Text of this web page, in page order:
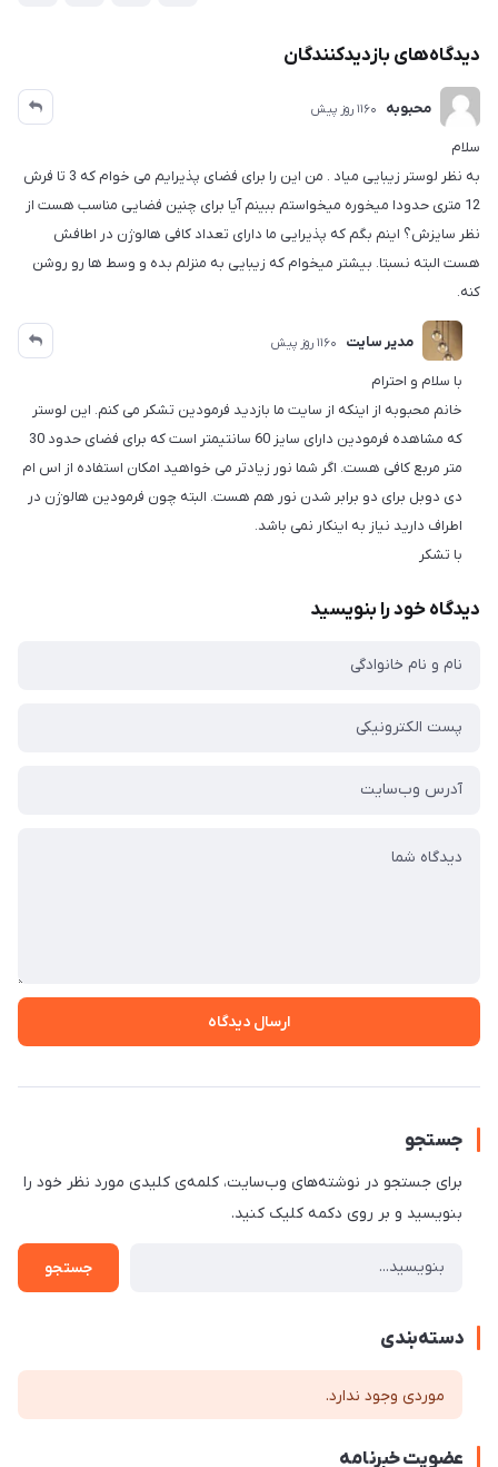
دیدگاه‌های بازدیدکنندگان
محبوبه 1160 روز پیش
سلام
به نظر لوستر زیبایی میاد . من این را برای فضای پذیرایم می خوام که 3 تا فرش
12 متری حدودا میخوره میخواستم ببینم آیا برای چنین فضایی مناسب هست از
نظر سایزش؟ اینم بگم که پذیرایی ما دارای تعداد کافی هالوژن در اطافش
هست البته نسبتا. بیشتر میخوام که زیبایی به منزلم بده و وسط ها رو روشن
کنه.
مدیر سایت 1160 روز پیش
با سلام و احترام
خانم محبوبه از اینکه از سایت ما بازدید فرمودین تشکر می کنم. این لوستر
که مشاهده فرمودین دارای سایز 60 سانتیمتر است که برای فضای حدود 30
متر مربع کافی هست. اگر شما نور زیادتر می خواهید امکان استفاده از اس ام
دی دوبل برای دو برابر شدن نور هم هست. البته چون فرمودین هالوژن در
اطراف دارید نیاز به اینکار نمی باشد.
با تشکر
دیدگاه خود را بنویسید
ارسال دیدگاه
جستجو
برای جستجو در نوشته‌های وب‌سایت، کلمه‌ی کلیدی مورد نظر خود را
بنویسید و بر روی دکمه کلیک کنید.
جستجو
دسته‌بندی
موردی وجود ندارد.
عضویت خبرنامه